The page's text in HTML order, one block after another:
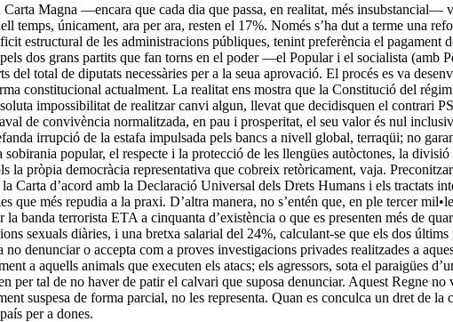
Magna —encara que cada dia que passa, en realitat, més insubstancial—
únicament, ara per ara, resten el 17%. Només s’ha dut a terme una
estructural de les administracions públiques, tenint preferència el pagament
dos grans partits que fan torns en el poder —el Popular i el socialista (amb
total de diputats necessàries per a la seua aprovació. El procés es va
constitucional actualment. La realitat ens mostra que la Constitució del
impossibilitat de realitzar canvi algun, llevat que decidisquen el contrari
de convivència normalitzada, en pau i prosperitat, el seu valor és nul
irrupció de la estafa impulsada pels bancs a nivell global, terraqüi; no
popular, el respecte i la protecció de les llengües autòctones, la divisió
pròpia democràcia representativa que cobreix retòricament, vaja.
Carta d’acord amb la Declaració Universal dels Drets Humans i els tractats
que més repudia a la praxi. D’altra manera, no s’entén que, en ple tercer
banda terrorista ETA a cinquanta d’existència o que es presenten més de
sexuals diàries, i una bretxa salarial del 24%, calculant-se que els dos
denunciar o accepta com a proves investigacions privades realitzades a
a aquells animals que executen els atacs; els agressors, sota el paraigües
per tal de no haver de patir el calvari que suposa denunciar. Aquest Regne
suspesa de forma parcial, no les representa. Quan es conculca un dret de
per a dones.